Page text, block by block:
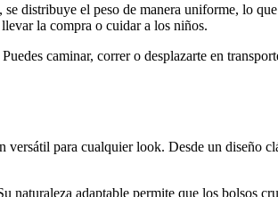
distribuye el peso de manera uniforme, lo
la compra o cuidar a los niños.
caminar, correr o desplazarte en
para cualquier look. Desde un diseño
adaptable permite que los bolsos